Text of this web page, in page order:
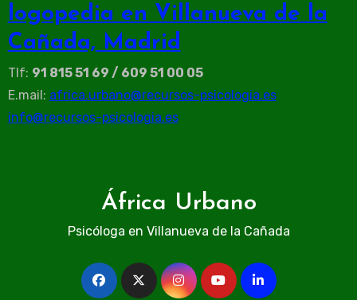
logopedia en Villanueva de la
Cañada, Madrid
Tlf: 91 815 51 69 / 609 51 00 05
E.mail: africa.urbano@recursos-psicologia.es
info@recursos-psicologia.es
África Urbano
Psicóloga en Villanueva de la Cañada